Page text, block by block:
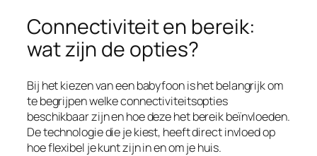
Connectiviteit en bereik:
wat zijn de opties?
Bij het kiezen van een babyfoon is het belangrijk om
te begrijpen welke connectiviteitsopties
beschikbaar zijn en hoe deze het bereik beïnvloeden.
De technologie die je kiest, heeft direct invloed op
hoe flexibel je kunt zijn in en om je huis.